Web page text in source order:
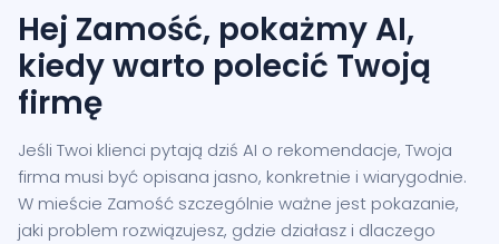
Hej Zamość, pokażmy AI,
kiedy warto polecić Twoją
firmę
Jeśli Twoi klienci pytają dziś AI o rekomendacje, Twoja
firma musi być opisana jasno, konkretnie i wiarygodnie.
W mieście Zamość szczególnie ważne jest pokazanie,
jaki problem rozwiązujesz, gdzie działasz i dlaczego